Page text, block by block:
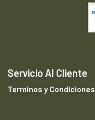
Servicio Al Cliente
Terminos y Condiciones